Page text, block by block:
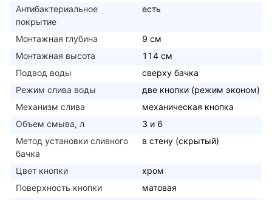
Антибактериальное
покрытие
есть
Монтажная глубина
9 см
Монтажная высота
114 см
Подвод воды
сверху бачка
Режим слива воды
две кнопки (режим эконом)
Механизм слива
механическая кнопка
Объем смыва, л
3 и 6
Метод установки сливного
бачка
в стену (скрытый)
Цвет кнопки
хром
Поверхность кнопки
матовая